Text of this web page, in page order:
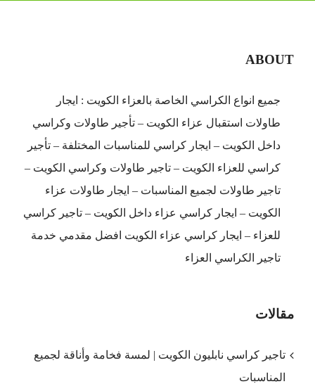
ABOUT
جميع انواع الكراسي الخاصة بالعزاء الكويت : ايجار
طاولات استقبال عزاء الكويت – تأجير طاولات وكراسي
داخل الكويت – ايجار كراسي للمناسبات المختلفة – تأجير
كراسي للعزاء الكويت – تاجير طاولات وكراسي الكويت –
تاجير طاولات لجميع المناسبات – ايجار طاولات عزاء
الكويت – ايجار كراسي عزاء داخل الكويت – تاجير كراسي
للعزاء – ايجار كراسي عزاء الكويت افضل مقدمي خدمة
تاجير الكراسي العزاء
مقالات
تاجير كراسي نابليون الكويت | لمسة فخامة وأناقة لجميع
المناسبات